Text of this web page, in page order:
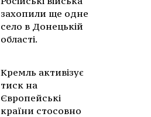
захопили ще одне
село в Донецькій
області.
Кремль активізує
тиск на
Європейські
країни стосовно